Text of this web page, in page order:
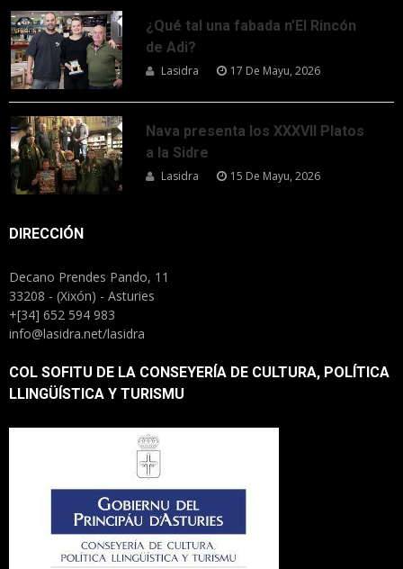
¿Qué tal una fabada n’El Rincón
de Adi?
Lasidra 17 De Mayu, 2026
Nava presenta los XXXVII Platos
a la Sidre
Lasidra 15 De Mayu, 2026
DIRECCIÓN
Decano Prendes Pando, 11
33208 - (Xixón) - Asturies
+[34] 652 594 983
info@lasidra.net/lasidra
COL SOFITU DE LA CONSEYERÍA DE CULTURA, POLÍTICA
LLINGÜÍSTICA Y TURISMU